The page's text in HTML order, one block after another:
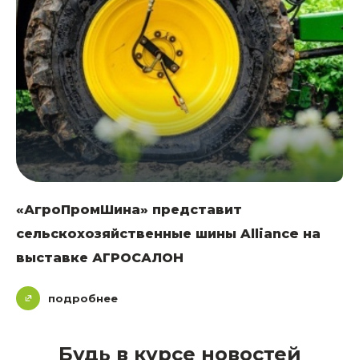
«АгроПромШина» представит
сельскохозяйственные шины Alliance на
выставке АГРОСАЛОН
подробнее
Будь в курсе новостей